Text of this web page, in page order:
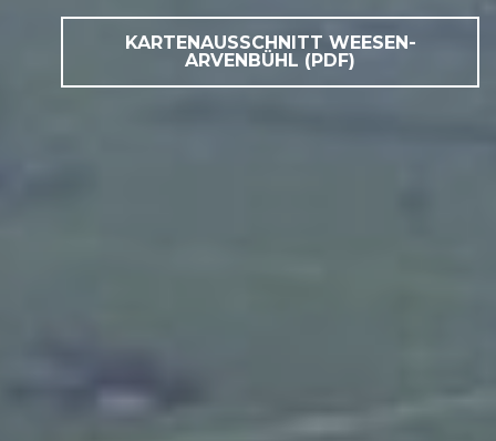
KARTENAUSSCHNITT WEESEN-
ARVENBÜHL (PDF)